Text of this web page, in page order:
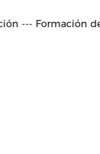
--- Formación